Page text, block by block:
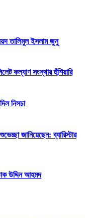
তালিমুল ইসলাম জুনু
কল্যাণ সংস্থার হুঁশিয়ারি
নিসচা
জানিয়েছেন: ব্যারিস্টার
উদ্দিন আহমদ